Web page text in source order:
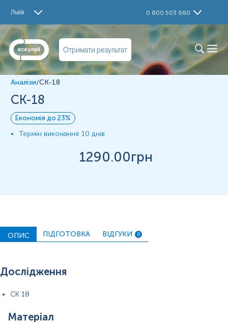
Львів 0 800 503 680
Отримати результат
CK 18
Матеріал
Парафінові блоки
вимірювань можуть змінюватися у відповідності до зміни
тест-систем.
Аналізи/CK-18
CK-18
Економія до 23%
Термін виконання 10 днів
1290.00грн
ОПИС ПІДГОТОВКА ВІДГУКИ 0
Дослідження
CK 18
Матеріал